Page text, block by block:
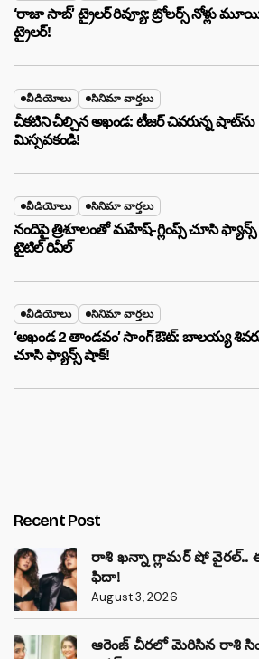
‘రాజా సాబ్’ ట్రైలర్ రివ్యూ: ట్రోలర్స్ నోళ్లు
ట్రైలర్!
వీడియోలు సినిమా వార్తలు
చీకటిని చీల్చిన అఖండ: టీజర్ చివరున్న షాట్‌ను
మిస్సవకండి!
వీడియోలు సినిమా వార్తలు
నందిపై త్రిశూలంతో మహేష్-గ్లింప్స్ చూసి
టైటిల్ రివీల్
వీడియోలు సినిమా వార్తలు
‘అఖండ 2 తాండవం’ సాంగ్ ఔట్: బాలయ్య
చూసి ఫ్యాన్స్ షాక్!
Recent Post
రాశి ఖన్నా గ్లామర్ షో వైరల్..
ఫిదా!
August 3, 2026
ఆరెంజ్ చీరలో మెరిసిన రాశి